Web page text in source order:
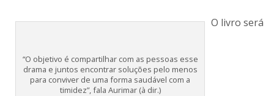
“O objetivo é compartilhar com as pessoas esse
drama e juntos encontrar soluções pelo menos
para conviver de uma forma saudável com a
timidez”, fala Aurimar (à dir.)
O livro será